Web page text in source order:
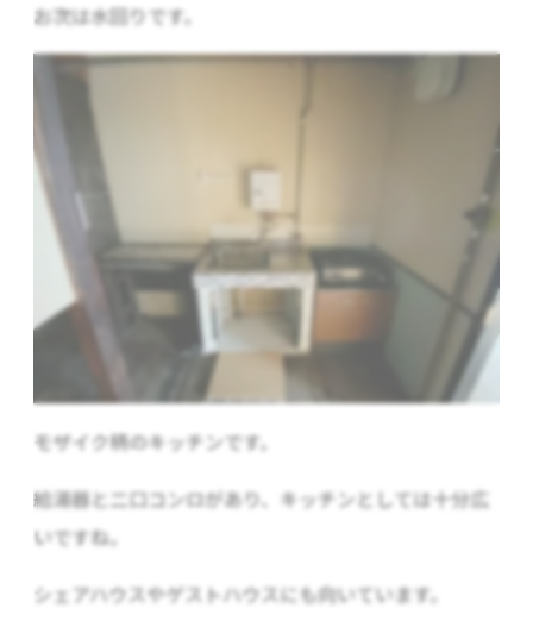
お次は水回りです。
モザイク柄のキッチンです。
給湯器と二口コンロがあり、キッチンとしては十分広
いですね。
シェアハウスやゲストハウスにも向いています。